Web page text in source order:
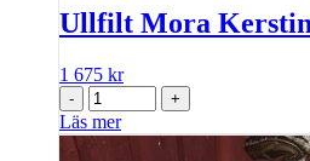
Ullfilt Mora
1 675 kr
- +
Läs mer